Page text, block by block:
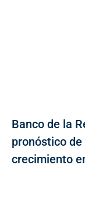
Banco de la
pronóstico
crecimiento